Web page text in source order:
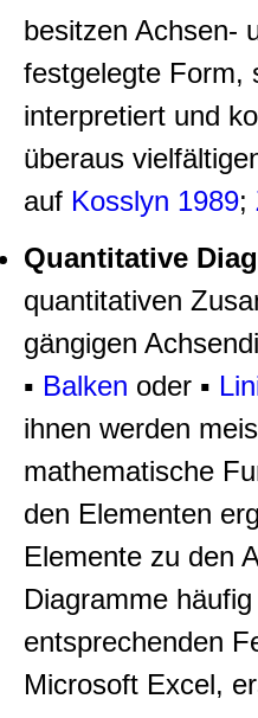
besitzen Achsen-
festgelegte Form,
interpretiert und
überaus
auf Kosslyn 1989;
Quantitative
quantitativen
gängigen
▪ Balken oder ▪
ihnen werden
mathematische
den Elementen
Elemente zu den
Diagramme
entsprechenden
Microsoft Excel,